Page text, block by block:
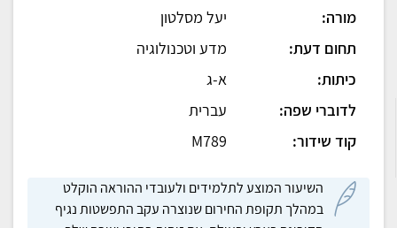
מורה:
יעל מסלטון
תחום דעת:
מדע וטכנולוגיה
כיתות:
א-ג
לדוברי שפה:
עברית
קוד שידור:
M789
השיעור המוצע לתלמידים ולעובדי ההוראה הוקלט
במהלך תקופת החירום שנוצרה עקב התפשטות נגיף